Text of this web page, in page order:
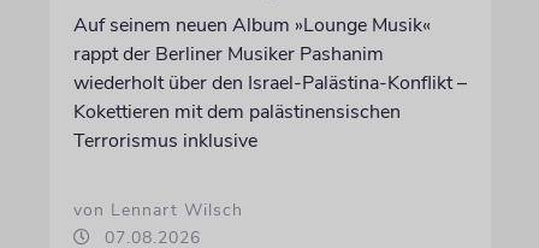
Auf seinem neuen Album »Lounge Musik«
rappt der Berliner Musiker Pashanim
wiederholt über den Israel-Palästina-Konflikt –
Kokettieren mit dem palästinensischen
Terrorismus inklusive
von Lennart Wilsch
07.08.2026